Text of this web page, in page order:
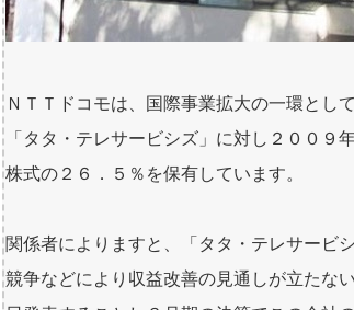
ＮＴＴドコモは、国際事業拡大の一環とし
「タタ・テレサービシズ」に対し２００９
株式の２６．５％を保有しています。
関係者によりますと、「タタ・テレサービ
競争などにより収益改善の見通しが立たな